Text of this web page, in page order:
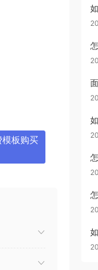
模板购买